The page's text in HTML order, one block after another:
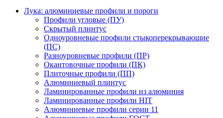
Лука: алюминиевые профили и пороги
Профили угловые (ПУ)
Скрытый плинтус
Одноуровневые профили стыкоперекрывающие
(ПС)
Разноуровневые профили (ПР)
Окантовочные профили (ПК)
Плиточные профили (ПП)
Алюминиевый плинтус
Ламинированные профили из алюминия
Ламинированные профили HIT
Алюминиевые профили серии 11